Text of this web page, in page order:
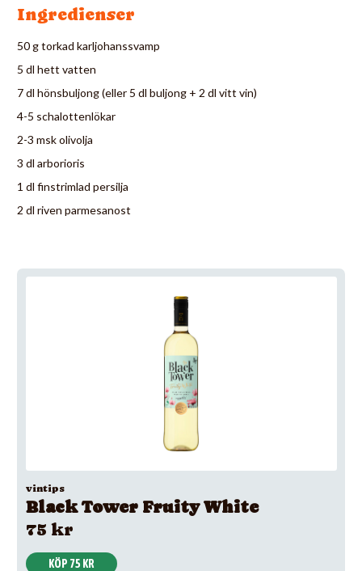
Ingredienser
50 g torkad karljohanssvamp
5 dl hett vatten
7 dl hönsbuljong (eller 5 dl buljong + 2 dl vitt vin)
4-5 schalottenlökar
2-3 msk olivolja
3 dl arborioris
1 dl finstrimlad persilja
2 dl riven parmesanost
vintips
Black Tower Fruity White
75 kr
KÖP 75 KR